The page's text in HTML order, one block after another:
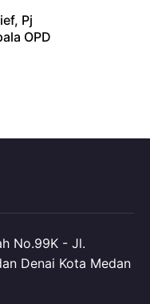
Pj
OPD
No.99K - Jl.
Denai Kota Medan